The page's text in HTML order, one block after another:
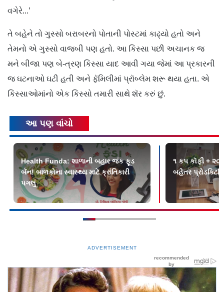
વગેરે...’
તે બહેને તો ગુસ્સો બરાબરનો પોતાની પોસ્ટમાં કાઢ્યો હતો અને
તેમનો એ ગુસ્સો વાજબી પણ હતો. આ કિસ્સા પછી અચાનક જ
મને બીજા પણ બે-ત્રણ કિસ્સા યાદ આવી ગયા જેમાં આ પ્રકારની
જ ઘટનાઓ ઘટી હતી અને ફૅમિલીમાં પ્રૉબ્લેમ શરૂ થયા હતા. એ
કિસ્સાઓમાંનો એક કિસ્સો તમારી સાથે શૅર કરું છું.
આ પણ વાંચો
Health Funda: શાળાની બહાર જંક ફૂડ
બૅન! બાળકોના સ્વાસ્થ્ય માટે ક્રાંતિકારી
પગલું
૧ કપ કૉફી + ૨૦
બહેતર
ADVERTISEMENT